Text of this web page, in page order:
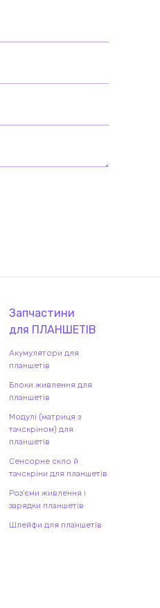
Запчастини
для ПЛАНШЕТІВ
Акумулятори для
планшетів
Блоки живлення для
планшетів
Модулі (матриця з
тачскріном) для
планшетів
Сенсорне скло й
тачскріни для планшетів
Роз'єми живлення і
зарядки планшетів
Шлейфи для планшетів